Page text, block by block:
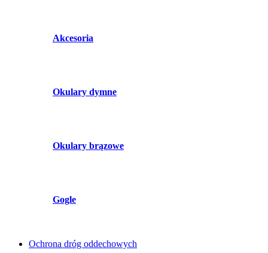
Akcesoria
Okulary dymne
Okulary brązowe
Gogle
Ochrona dróg oddechowych